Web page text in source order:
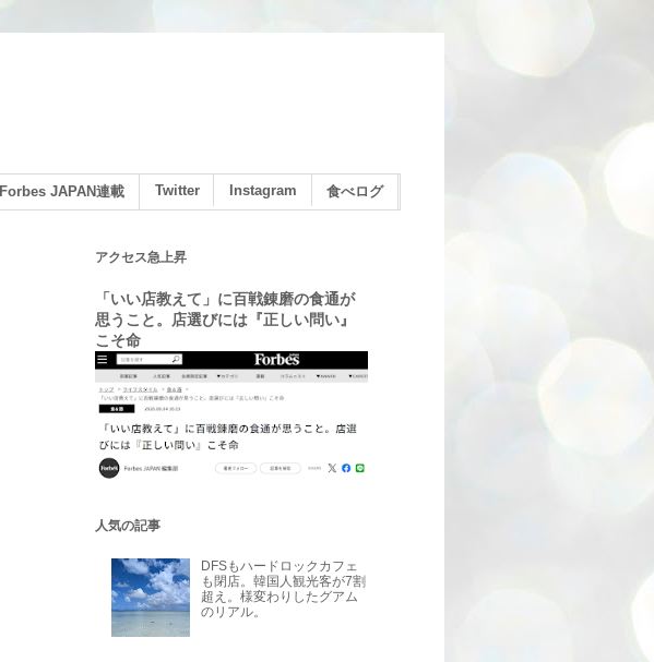
Forbes JAPAN連載 Twitter Instagram 食べログ
アクセス急上昇
「いい店教えて」に百戦錬磨の食通が
思うこと。店選びには『正しい問い』
こそ命
人気の記事
DFSもハードロックカフェ
も閉店。韓国人観光客が7割
超え。様変わりしたグアム
のリアル。